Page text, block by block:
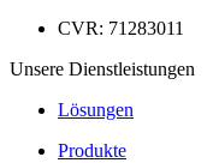
CVR: 71283011
Unsere Dienstleistungen
Lösungen
Produkte